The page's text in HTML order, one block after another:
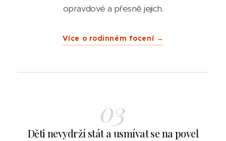
opravdové a přesně jejich.
Více o rodinném focení →
03
Děti nevydrží stát a usmívat se na povel